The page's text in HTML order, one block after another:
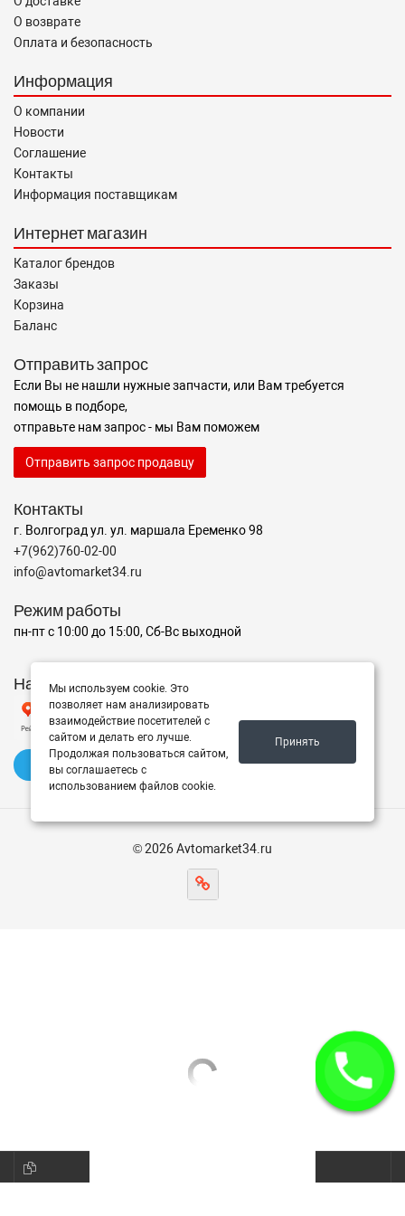
О возврате
Оплата и безопасность
Информация
О компании
Новости
Соглашение
Контакты
Информация поставщикам
Интернет магазин
Каталог брендов
Заказы
Корзина
Баланс
Отправить запрос
Если Вы не нашли нужные запчасти, или Вам требуется
помощь в подборе,
отправьте нам запрос - мы Вам поможем
Отправить запрос продавцу
Контакты
г. Волгоград ул. ул. маршала Еременко 98
+7(962)760-02-00
info@avtomarket34.ru
Режим работы
пн-пт с 10:00 до 15:00, Сб-Вс выходной
Наш рейтинг на Яндексе
✍️ Оставить отзыв
© 2026 Avtomarket34.ru
Мы используем cookie. Это
позволяет нам анализировать
взаимодействие посетителей с
сайтом и делать его лучше.
Продолжая пользоваться сайтом,
вы соглашаетесь с
использованием файлов cookie.
Принять